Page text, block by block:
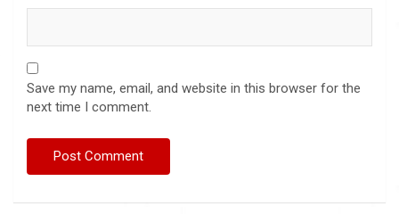
Save my name, email, and website in this browser for the
next time I comment.